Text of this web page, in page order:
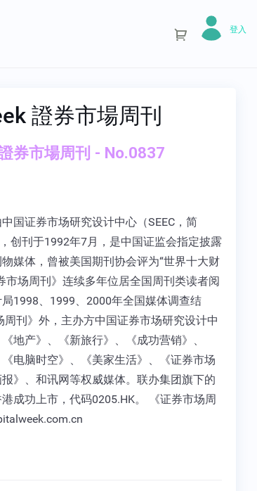
登入
證券市場周刊
券市場周刊 - No.0837
中国证券市场研究设计中心（SEEC，简
创刊于1992年7月，是中国证监会指定披露
媒体，曾被美国期刊协会评为“世界十大财
市场周刊》连续多年位居全国周刊类读者阅
1998、1999、2000年全国媒体调查结
周刊》外，主办方中国证券市场研究设计中
地产》、《新旅行》、《成功营销》、
《电脑时空》、《美家生活》、《证券市场
》、和讯网等权威媒体。联办集团旗下的
成功上市，代码0205.HK。 《证券市场周